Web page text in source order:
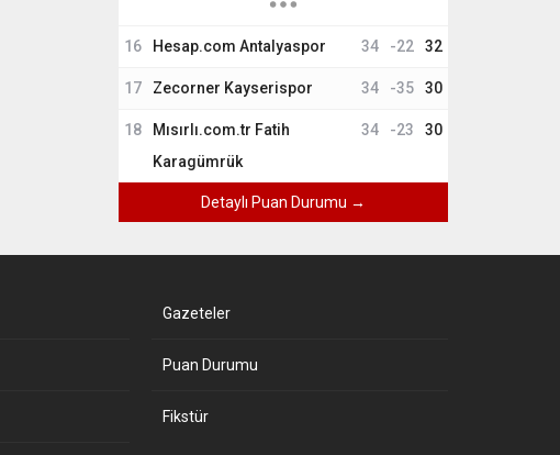
16 Hesap.com Antalyaspor 34 -22 32
17 Zecorner Kayserispor 34 -35 30
18
Mısırlı.com.tr Fatih
Karagümrük
34 -23 30
Detaylı Puan Durumu →
Gazeteler
Puan Durumu
Fikstür